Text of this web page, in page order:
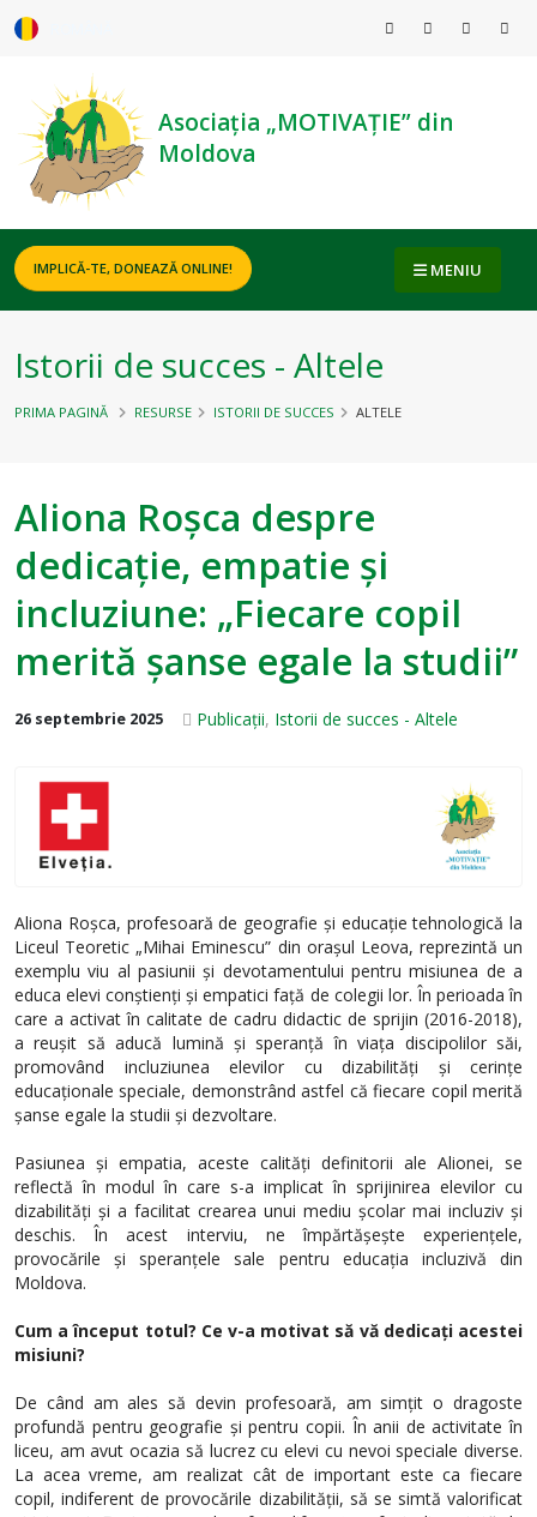
Asociația „MOTIVAȚIE” din
Moldova
IMPLICĂ-TE, DONEAZĂ ONLINE! MENIU
Istorii de succes - Altele
PRIMA PAGINĂ RESURSE ISTORII DE SUCCES ALTELE
Aliona Roșca despre
dedicație, empatie și
incluziune: „Fiecare copil
merită șanse egale la studii”
26 septembrie 2025 Publicații, Istorii de succes - Altele
Aliona Roșca, profesoară de geografie și educație tehnologică la
Liceul Teoretic „Mihai Eminescu” din orașul Leova, reprezintă un
exemplu viu al pasiunii și devotamentului pentru misiunea de a
educa elevi conștienți și empatici față de colegii lor. În perioada în
care a activat în calitate de cadru didactic de sprijin (2016-2018),
a reușit să aducă lumină și speranță în viața discipolilor săi,
promovând incluziunea elevilor cu dizabilități și cerințe
educaționale speciale, demonstrând astfel că fiecare copil merită
șanse egale la studii și dezvoltare.
Pasiunea și empatia, aceste calități definitorii ale Alionei, se
reflectă în modul în care s-a implicat în sprijinirea elevilor cu
dizabilități și a facilitat crearea unui mediu școlar mai incluziv și
deschis. În acest interviu, ne împărtășește experiențele,
provocările și speranțele sale pentru educația incluzivă din
Moldova.
Cum a început totul? Ce v-a motivat să vă dedicați acestei
misiuni?
De când am ales să devin profesoară, am simțit o dragoste
profundă pentru geografie și pentru copii. În anii de activitate în
liceu, am avut ocazia să lucrez cu elevi cu nevoi speciale diverse.
La acea vreme, am realizat cât de important este ca fiecare
copil, indiferent de provocările dizabilității, să se simtă valorificat